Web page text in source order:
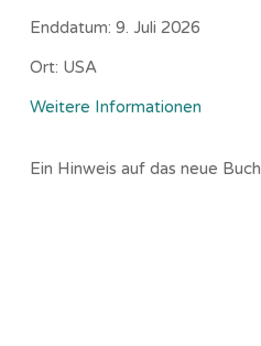
Enddatum: 9. Juli 2026
Ort: USA
Weitere Informationen
Ein Hinweis auf das neue